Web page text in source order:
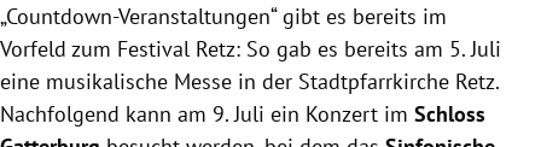
„Countdown-Veranstaltungen“ gibt es bereits im
Vorfeld zum Festival Retz: So gab es bereits am 5. Juli
eine musikalische Messe in der Stadtpfarrkirche Retz.
Nachfolgend kann am 9. Juli ein Konzert im Schloss